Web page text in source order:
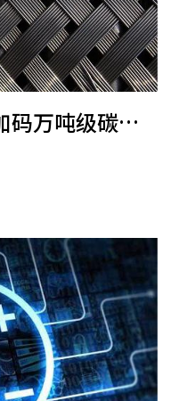
码万吨级碳纤